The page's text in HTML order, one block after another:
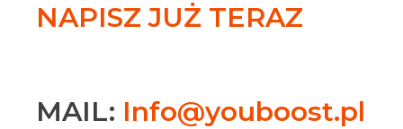
NAPISZ JUŻ TERAZ
MAIL: Info@youboost.pl